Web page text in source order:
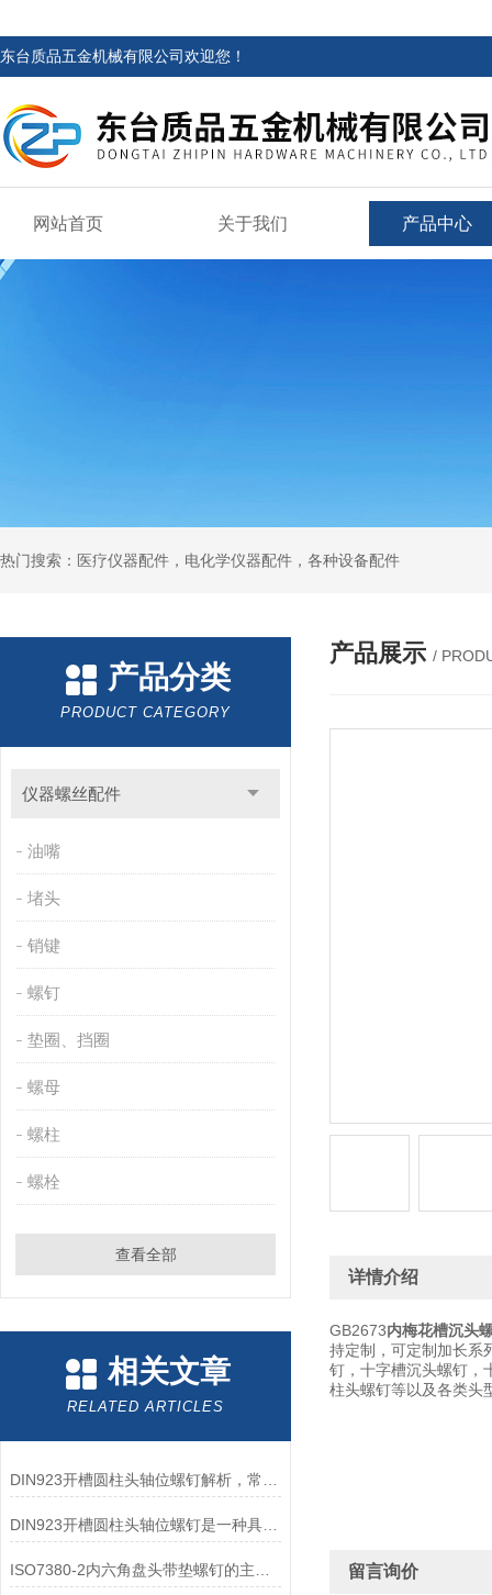
东台质品五金机械有限公司欢迎您！
网站首页 关于我们 产品中心
热门搜索：医疗仪器配件，电化学仪器配件，各种设备配件
产品分类
PRODUCT CATEGORY
仪器螺丝配件
油嘴
堵头
销键
螺钉
垫圈、挡圈
螺母
螺柱
螺栓
查看全部
相关文章
RELATED ARTICLES
DIN923开槽圆柱头轴位螺钉是一种具有圆柱形头部的螺钉
产品展示 /
详情介绍
GB2673内梅花槽沉头
持定制，可定制加长系
钉，十字槽沉头螺钉，
柱头螺钉等以及各类头
留言询价